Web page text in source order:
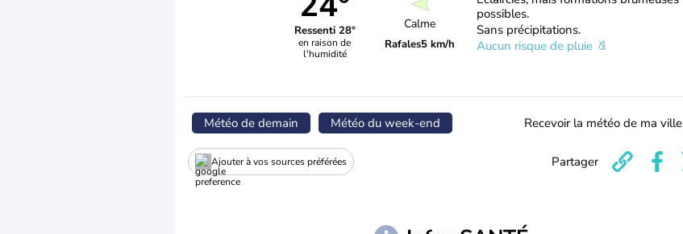
Ressenti 28°
en raison de
l'humidité
Calme
Rafales5 km/h
possibles.
Sans précipitations.
Aucun risque de pluie
Météo de demain Météo du week-end Recevoir la météo de ma ville
Ajouter à vos sources préférées Partager